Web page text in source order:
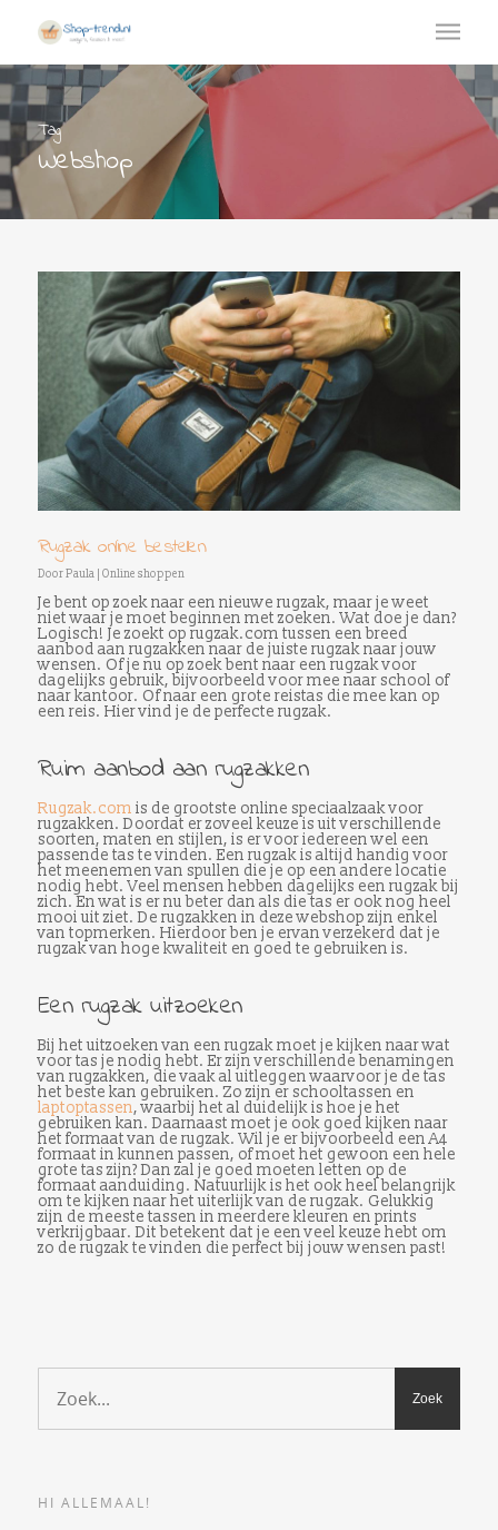
Tag
Webshop
Rugzak online bestellen
Door Paula Online shoppen
Je bent op zoek naar een nieuwe rugzak, maar je weet
niet waar je moet beginnen met zoeken. Wat doe je dan?
Logisch! Je zoekt op rugzak.com tussen een breed
aanbod aan rugzakken naar de juiste rugzak naar jouw
wensen. Of je nu op zoek bent naar een rugzak voor
dagelijks gebruik, bijvoorbeeld voor mee naar school of
naar kantoor. Of naar een grote reistas die mee kan op
een reis. Hier vind je de perfecte rugzak.
Ruim aanbod aan rugzakken
Rugzak.com is de grootste online speciaalzaak voor
rugzakken. Doordat er zoveel keuze is uit verschillende
soorten, maten en stijlen, is er voor iedereen wel een
passende tas te vinden. Een rugzak is altijd handig voor
het meenemen van spullen die je op een andere locatie
nodig hebt. Veel mensen hebben dagelijks een rugzak bij
zich. En wat is er nu beter dan als die tas er ook nog heel
mooi uit ziet. De rugzakken in deze webshop zijn enkel
van topmerken. Hierdoor ben je ervan verzekerd dat je
rugzak van hoge kwaliteit en goed te gebruiken is.
Een rugzak uitzoeken
Bij het uitzoeken van een rugzak moet je kijken naar wat
voor tas je nodig hebt. Er zijn verschillende benamingen
van rugzakken, die vaak al uitleggen waarvoor je de tas
het beste kan gebruiken. Zo zijn er schooltassen en
laptoptassen, waarbij het al duidelijk is hoe je het
gebruiken kan. Daarnaast moet je ook goed kijken naar
het formaat van de rugzak. Wil je er bijvoorbeeld een A4
formaat in kunnen passen, of moet het gewoon een hele
grote tas zijn? Dan zal je goed moeten letten op de
formaat aanduiding. Natuurlijk is het ook heel belangrijk
om te kijken naar het uiterlijk van de rugzak. Gelukkig
zijn de meeste tassen in meerdere kleuren en prints
verkrijgbaar. Dit betekent dat je een veel keuze hebt om
zo de rugzak te vinden die perfect bij jouw wensen past!
HI ALLEMAAL!